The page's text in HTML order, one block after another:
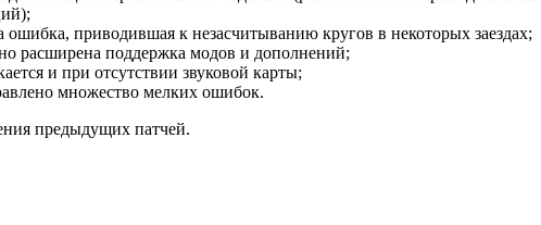
ошибка, приводившая к незасчитыванию кругов в некоторых заездах;
расширена поддержка модов и дополнений;
и при отсутствии звуковой карты;
множество мелких ошибок.
предыдущих патчей.